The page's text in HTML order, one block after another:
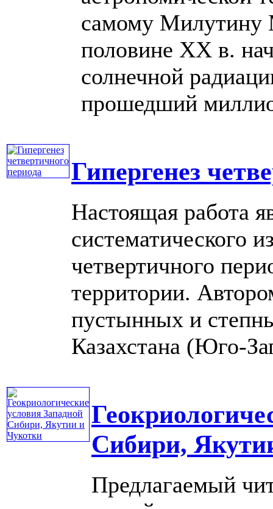
самому Милутину
половине XX в.
солнечной
прошедший
Гипергенез
Настоящая работа
систематического
четвертичного
территории.
пустынных и
Казахстана (Юго-
Сибири,
Предлагаемый